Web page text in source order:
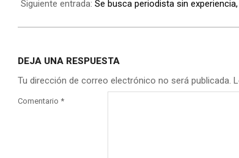
Siguiente entrada: Se busca periodista sin
DEJA UNA RESPUESTA
Tu dirección de correo electrónico no será publicada.
Comentario *